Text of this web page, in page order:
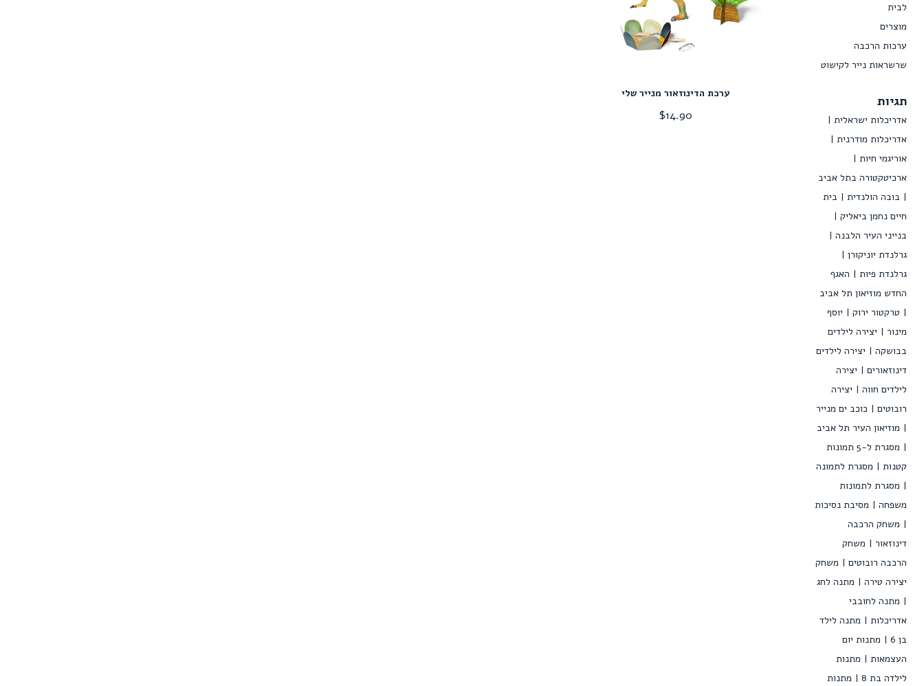
לבית
מוצרים
ערכות הרכבה
שרשראות נייר לקישוט
תגיות
אדריכלות ישראלית
אדריכלות מודרנית
אוריגמי חיות
ארכיטקטורה בתל אביב
בובה הולנדית
בית
חיים נחמן ביאליק
בנייני העיר הלבנה
גרלנדת יוניקורן
גרלנדת פיות
האגף
החדש מוזיאון תל אביב
טרקטור ירוק
יוסף
מינור
יצירה לילדים
בבושקה
יצירה לילדים
דינוזאורים
יצירה
לילדים חווה
יצירה
רובוטים
כוכב ים מנייר
מוזיאון העיר תל אביב
מסגרת ל-5 תמונות
קטנות
מסגרת לתמונה
מסגרת לתמונות
משפחה
מסיבת נסיכות
משחק הרכבה
דינוזאור
משחק
הרכבה רובוטים
משחק
יצירה טירה
מתנה לחג
מתנה לחובבי
אדריכלות
מתנה לילד
בן 6
מתנות יום
העצמאות
מתנות
לילדה בת 8
מתנות
ערכת הדינוזאור מנייר שלי
$14.90